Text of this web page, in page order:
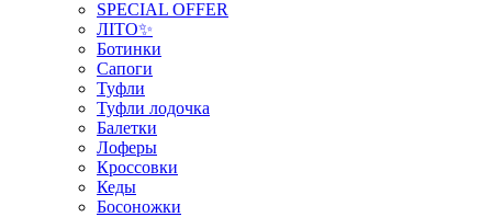
SPECIAL OFFER
ЛІТО✨
Ботинки
Сапоги
Туфли
Туфли лодочка
Балетки
Лоферы
Кроссовки
Кеды
Босоножки